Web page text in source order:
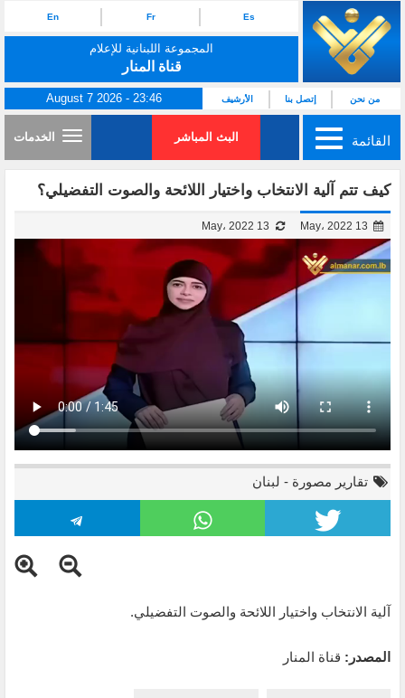
Es
Fr
En
المجموعة اللبنانية للإعلام
قناة المنار
من نحن إتصل بنا الأرشيف August 7 2026 - 23:46
القائمة البث المباشر الخدمات
كيف تتم آلية الانتخاب واختيار اللائحة والصوت التفضيلي؟
تقارير مصورة - لبنان
آلية الانتخاب واختيار اللائحة والصوت التفضيلي.
المصدر: قناة المنار